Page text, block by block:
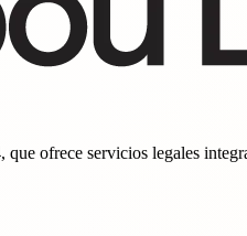
ofrece servicios legales